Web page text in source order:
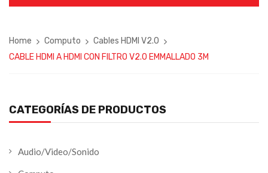
Home Computo
Cables HDMI V2.0
CABLE HDMI A HDMI CON FILTRO V2.0 EMMALLADO 3M
CATEGORÍAS DE PRODUCTOS
Audio/Video/Sonido